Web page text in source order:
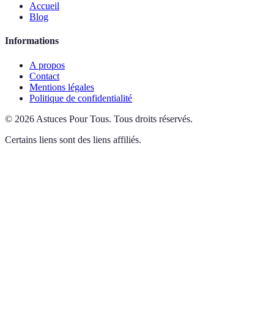
Accueil
Blog
Informations
A propos
Contact
Mentions légales
Politique de confidentialité
© 2026 Astuces Pour Tous. Tous droits réservés.
Certains liens sont des liens affiliés.